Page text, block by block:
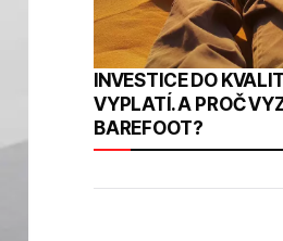
INVESTICE DO
VYPLATÍ. A PROČ
BAREFOOT?